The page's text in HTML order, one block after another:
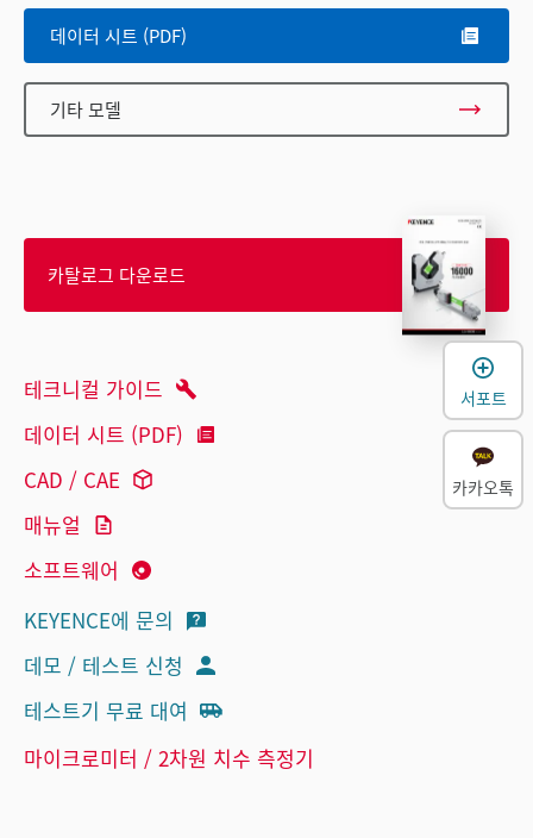
데이터 시트 (PDF)
기타 모델
카탈로그 다운로드
테크니컬 가이드
데이터 시트 (PDF)
CAD / CAE
매뉴얼
소프트웨어
KEYENCE에 문의
데모 / 테스트 신청
테스트기 무료 대여
마이크로미터 / 2차원 치수 측정기
서포트
카카오톡